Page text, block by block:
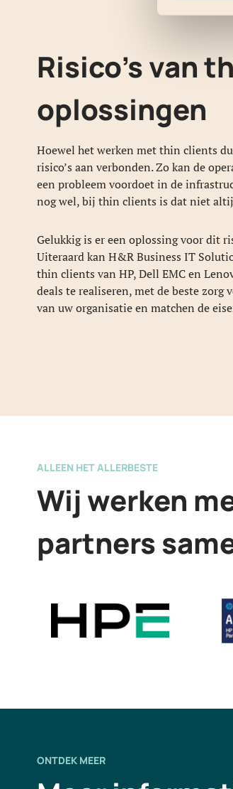
Risico’s van
oplossingen
Hoewel het werken met thin clients
risico’s aan verbonden. Zo kan de
een probleem voordoet in de
nog wel, bij thin clients is dat niet
Gelukkig is er een oplossing voor dit
Uiteraard kan H&R Business IT
thin clients van HP, Dell EMC en
deals te realiseren, met de beste zorg
van uw organisatie en matchen de
ALLEEN HET ALLERBESTE
Wij werken
partners
ONTDEK MEER